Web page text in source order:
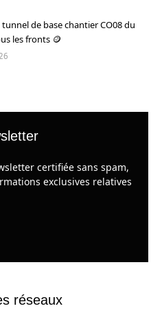
tunnel de base chantier CO08 du
les fronts 🪙
certifiée sans spam,
exclusives relatives
réseaux